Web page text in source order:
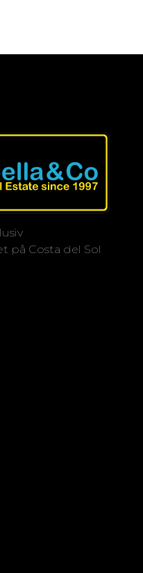
på
natteliv
at
på Costa del Sol